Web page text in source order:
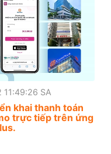
SA
khai thanh toán
trực tiếp trên ứng